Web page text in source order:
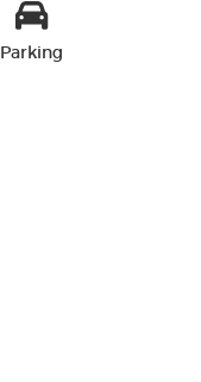
Parking